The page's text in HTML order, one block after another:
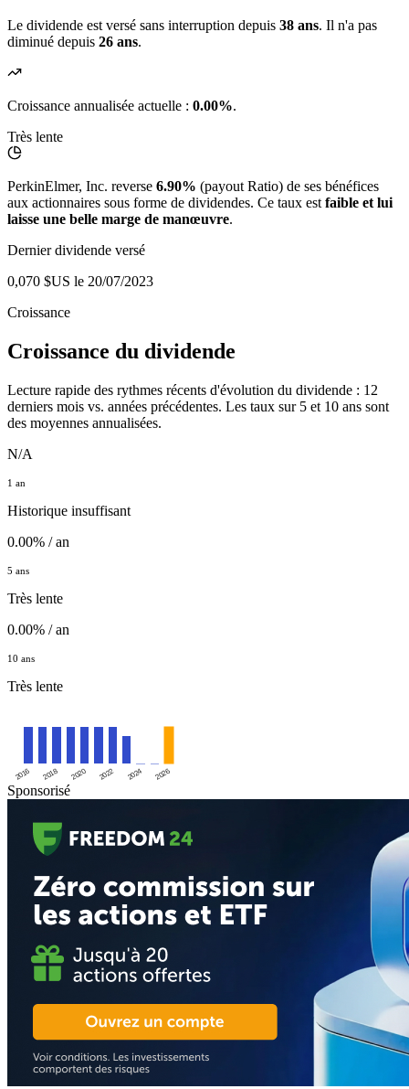
Le dividende est versé sans interruption depuis 38 ans. Il n'a pas
diminué depuis 26 ans.
Croissance annualisée actuelle : 0.00%.
Très lente
PerkinElmer, Inc. reverse 6.90% (payout Ratio) de ses bénéfices
aux actionnaires sous forme de dividendes. Ce taux est faible et lui
laisse une belle marge de manœuvre.
Dernier dividende versé
0,070 $US le 20/07/2023
Croissance
Croissance du dividende
Lecture rapide des rythmes récents d'évolution du dividende : 12
derniers mois vs. années précédentes. Les taux sur 5 et 10 ans sont
des moyennes annualisées.
N/A
1 an
Historique insuffisant
0.00% / an
5 ans
Très lente
0.00% / an
10 ans
Très lente
2016 2018 2020 2022 2024 2026
Sponsorisé